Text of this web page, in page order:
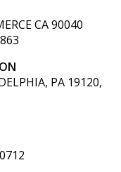
CA 90040
PA 19120,